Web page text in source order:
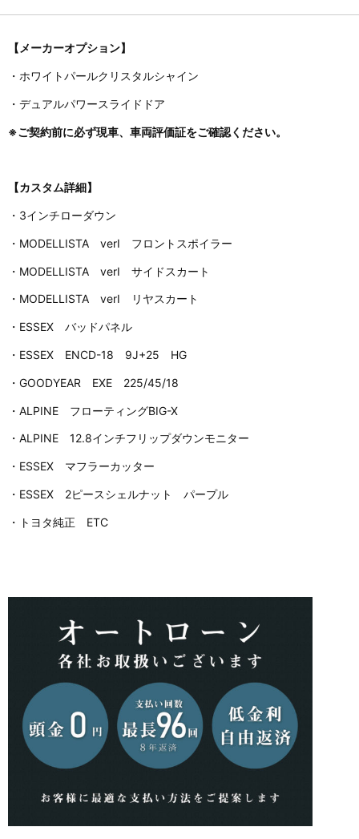
【メーカーオプション】
・ホワイトパールクリスタルシャイン
・デュアルパワースライドドア
※ご契約前に必ず現車、車両評価証をご確認ください。
【カスタム詳細】
・3インチローダウン
・MODELLISTA verⅠ フロントスポイラー
・MODELLISTA verⅠ サイドスカート
・MODELLISTA verⅠ リヤスカート
・ESSEX バッドパネル
・ESSEX ENCD-18 9J+25 HG
・GOODYEAR EXE 225/45/18
・ALPINE フローティングBIG-X
・ALPINE 12.8インチフリップダウンモニター
・ESSEX マフラーカッター
・ESSEX 2ピースシェルナット パープル
・トヨタ純正 ETC